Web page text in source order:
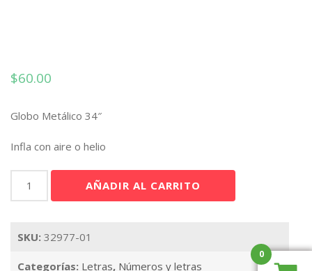
$60.00
Globo Metálico 34″
Infla con aire o helio
cantidad
AÑADIR AL CARRITO
SKU: 32977-01
Categorías: Letras, Números y letras
0